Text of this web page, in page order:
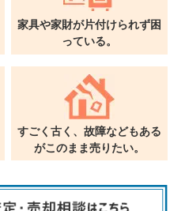
家具や家財が片付けられず困
っている。
すごく古く、故障などもある
がこのまま売りたい。